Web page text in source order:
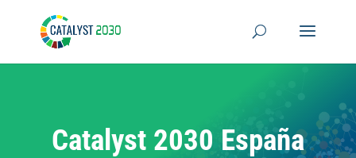
content
Catalyst 2030 España